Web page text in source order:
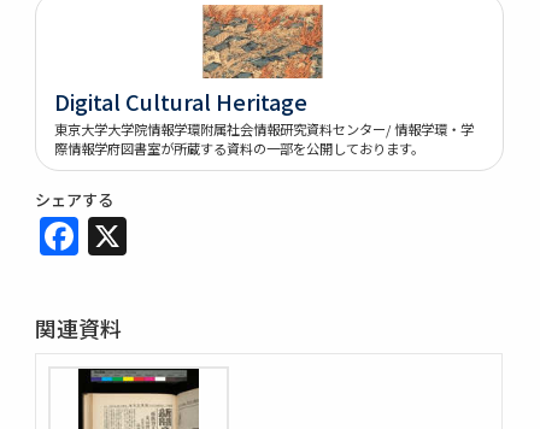
Digital Cultural Heritage
東京大学大学院情報学環附属社会情報研究資料センター/ 情報学環・学
際情報学府図書室が所蔵する資料の一部を公開しております。
シェアする
Facebook
関連資料